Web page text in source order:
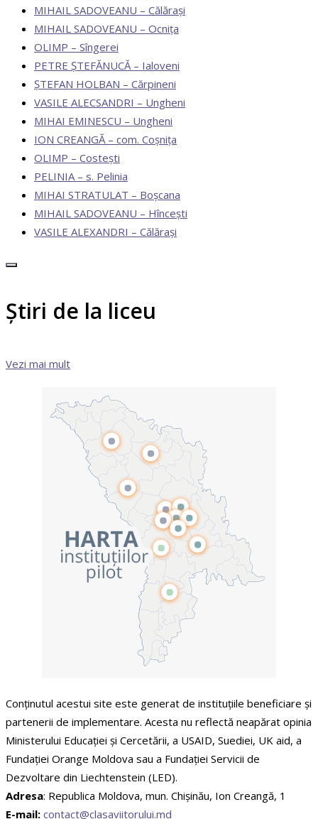
MIHAIL SADOVEANU – Călărași
MIHAIL SADOVEANU – Ocnița
OLIMP – Sîngerei
PETRE ȘTEFĂNUCĂ – Ialoveni
ȘTEFAN HOLBAN – Cărpineni
VASILE ALECSANDRI – Ungheni
MIHAI EMINESCU – Ungheni
ION CREANGĂ – com. Coșnița
OLIMP – Costești
PELINIA – s. Pelinia
MIHAI STRATULAT – Boșcana
MIHAIL SADOVEANU – Hîncești
VASILE ALEXANDRI – Călărași
Știri de la liceu
Vezi mai mult
Conținutul acestui site este generat de instituțiile beneficiare și
partenerii de implementare. Acesta nu reflectă neapărat opinia
Ministerului Educației și Cercetării, a USAID, Suediei, UK aid, a
Fundației Orange Moldova sau a Fundației Servicii de
Dezvoltare din Liechtenstein (LED).
Adresa: Republica Moldova, mun. Chişinău, Ion Creangă, 1
E-mail: contact@clasaviitorului.md